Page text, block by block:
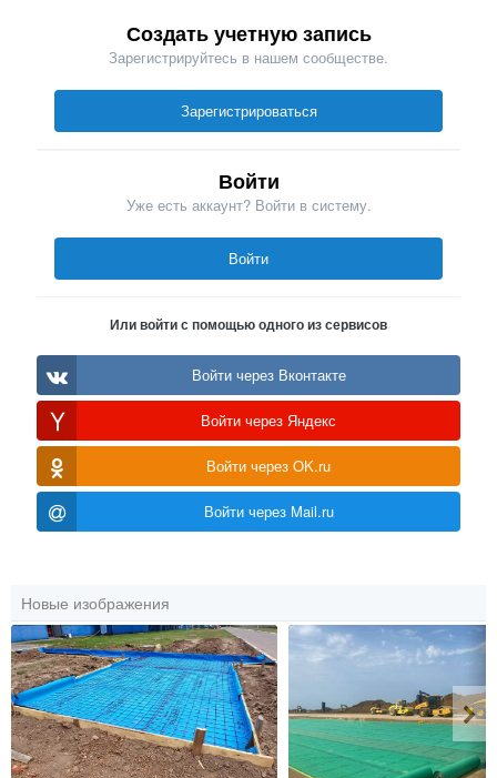
Создать учетную запись
Зарегистрируйтесь в нашем сообществе.
Зарегистрироваться
Войти
Уже есть аккаунт? Войти в систему.
Войти
Или войти с помощью одного из сервисов
Войти через Вконтакте
Войти через Яндекс
Войти через OK.ru
Войти через Mail.ru
Новые изображения